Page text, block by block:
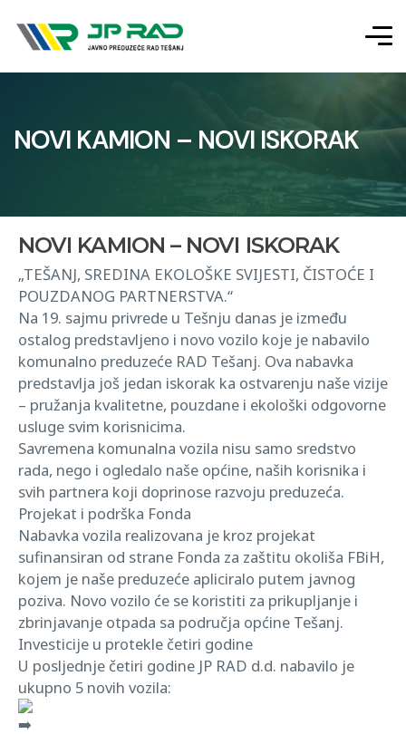
NOVI KAMION – NOVI ISKORAK
NOVI KAMION – NOVI ISKORAK
„TEŠANJ, SREDINA EKOLOŠKE SVIJESTI, ČISTOĆE I
POUZDANOG PARTNERSTVA.“
Na 19. sajmu privrede u Tešnju danas je između
ostalog predstavljeno i novo vozilo koje je nabavilo
komunalno preduzeće RAD Tešanj. Ova nabavka
predstavlja još jedan iskorak ka ostvarenju naše vizije
– pružanja kvalitetne, pouzdane i ekološki odgovorne
usluge svim korisnicima.
Savremena komunalna vozila nisu samo sredstvo
rada, nego i ogledalo naše općine, naših korisnika i
svih partnera koji doprinose razvoju preduzeća.
Projekat i podrška Fonda
Nabavka vozila realizovana je kroz projekat
sufinansiran od strane Fonda za zaštitu okoliša FBiH,
kojem je naše preduzeće apliciralo putem javnog
poziva. Novo vozilo će se koristiti za prikupljanje i
zbrinjavanje otpada sa područja općine Tešanj.
Investicije u protekle četiri godine
U posljednje četiri godine JP RAD d.d. nabavilo je
ukupno 5 novih vozila: